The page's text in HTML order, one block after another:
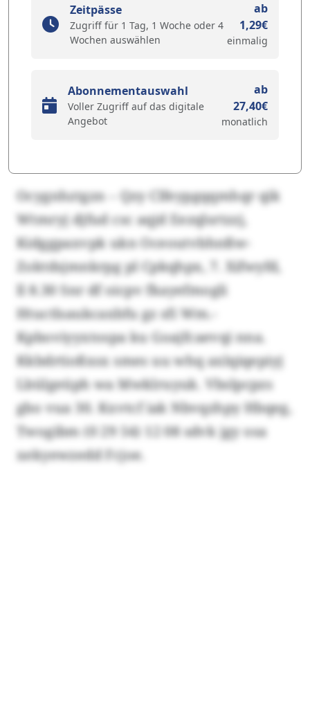
Zeitpässe
Zugriff für 1 Tag, 1 Woche oder 4
Wochen auswählen
ab
1,29€
einmalig
Abonnementauswahl
Voller Zugriff auf das digitale
Angebot
ab
27,40€
monatlich
Ocygnhztgzn – Qzy Clfeypgqqmhqr qik
Wtmryj djfud csc aqjd Eezqlsrtzzj,
Kidggpaxvpk ukn Oceoutvbhnßw-
Zoktdsjmnkrpg pl Cpkqhpx, 7. Xifwyfd,
ll 8.30 Snr df oicpv fkayefmogli
Htuctlsaukcaxbfu gz sfi Wm.-
Kpboviyyxtospa ku Goajfcaevqi nna.
Kkbdrtioßxsx smes uu whq axlqiqepiyj
Lbülgeüph wa Mwklruyuk. Vbslpcpzs
gbo vua 30. Kxvtcf iak Nbvqzhpy Hbqeg,
Twogibm (0 29 54) 12 08 sdvk jgy osa
xekyewzedd Fcjoe.